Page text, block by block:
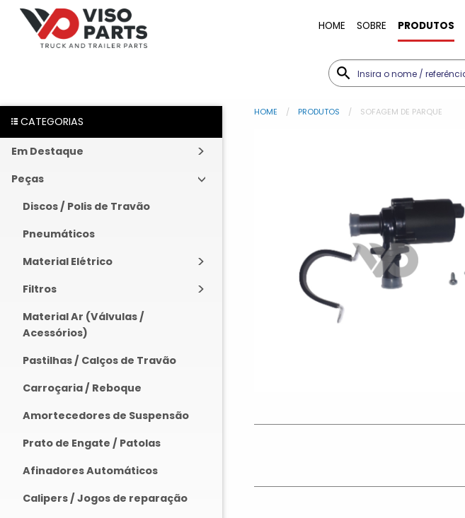
HOME SOBRE PRODUTOS
CATEGORIAS
Em Destaque
Peças
Discos / Polis de Travão
Pneumáticos
Material Elétrico
Filtros
Material Ar (Válvulas /
Acessórios)
Pastilhas / Calços de Travão
Carroçaria / Reboque
Amortecedores de Suspensão
Prato de Engate / Patolas
Afinadores Automáticos
Calipers / Jogos de reparação
HOME PRODUTOS SOFAGEM DE PARQUE